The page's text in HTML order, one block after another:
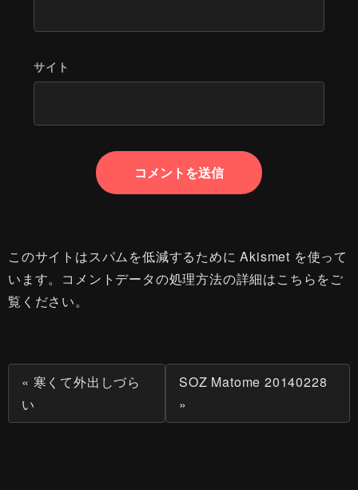
サイト
このサイトはスパムを低減するために Akismet を使って
います。 コメントデータの処理方法の詳細はこちらをご
覧ください。
« 寒くて外出しづら
い
SOZ Matome 20140228
»